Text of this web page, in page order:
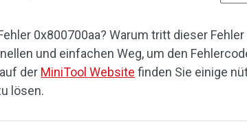
0x800700aa? Warum tritt dieser
und einfachen Weg, um den
der MiniTool Website finden Sie einige
lösen.